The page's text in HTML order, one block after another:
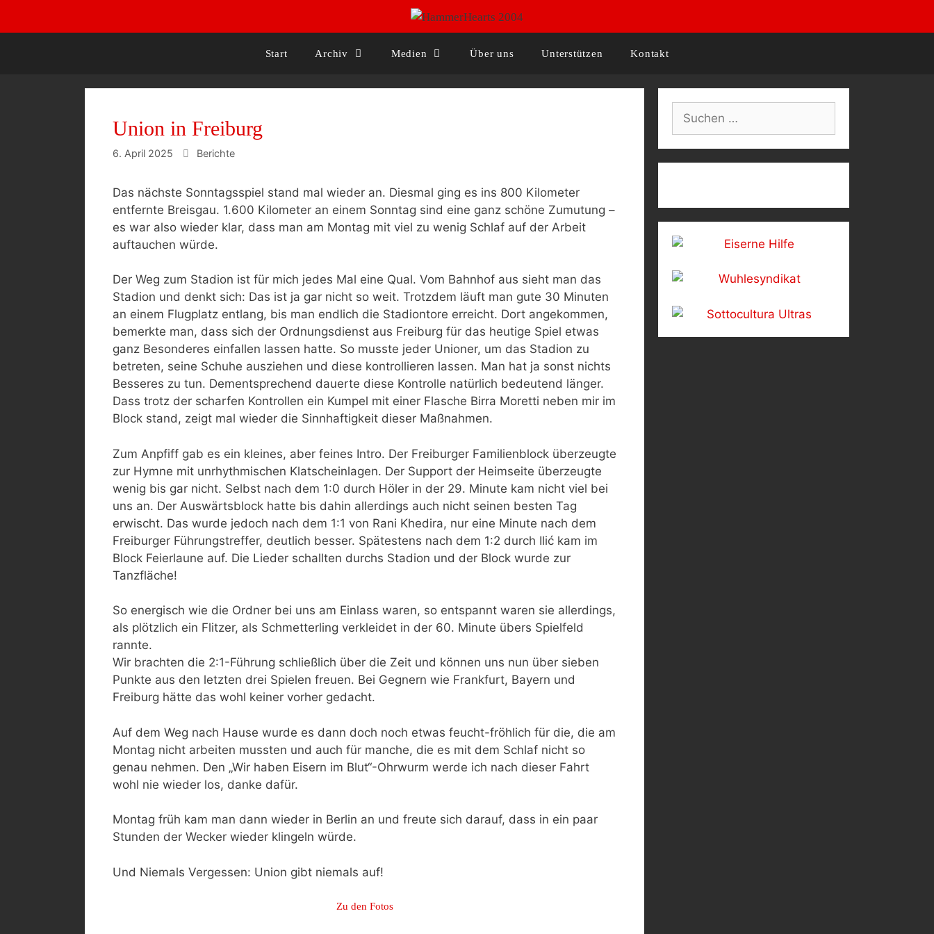
Start Archiv Medien Über uns Unterstützen Kontakt
Union in Freiburg
6. April 2025 Kategorien
Berichte
Das nächste Sonntagsspiel stand mal wieder an. Diesmal ging es ins 800 Kilometer
entfernte Breisgau. 1.600 Kilometer an einem Sonntag sind eine ganz schöne Zumutung –
es war also wieder klar, dass man am Montag mit viel zu wenig Schlaf auf der Arbeit
auftauchen würde.
Der Weg zum Stadion ist für mich jedes Mal eine Qual. Vom Bahnhof aus sieht man das
Stadion und denkt sich: Das ist ja gar nicht so weit. Trotzdem läuft man gute 30 Minuten
an einem Flugplatz entlang, bis man endlich die Stadiontore erreicht. Dort angekommen,
bemerkte man, dass sich der Ordnungsdienst aus Freiburg für das heutige Spiel etwas
ganz Besonderes einfallen lassen hatte. So musste jeder Unioner, um das Stadion zu
betreten, seine Schuhe ausziehen und diese kontrollieren lassen. Man hat ja sonst nichts
Besseres zu tun. Dementsprechend dauerte diese Kontrolle natürlich bedeutend länger.
Dass trotz der scharfen Kontrollen ein Kumpel mit einer Flasche Birra Moretti neben mir im
Block stand, zeigt mal wieder die Sinnhaftigkeit dieser Maßnahmen.
Zum Anpfiff gab es ein kleines, aber feines Intro. Der Freiburger Familienblock überzeugte
zur Hymne mit unrhythmischen Klatscheinlagen. Der Support der Heimseite überzeugte
wenig bis gar nicht. Selbst nach dem 1:0 durch Höler in der 29. Minute kam nicht viel bei
uns an. Der Auswärtsblock hatte bis dahin allerdings auch nicht seinen besten Tag
erwischt. Das wurde jedoch nach dem 1:1 von Rani Khedira, nur eine Minute nach dem
Freiburger Führungstreffer, deutlich besser. Spätestens nach dem 1:2 durch Ilić kam im
Block Feierlaune auf. Die Lieder schallten durchs Stadion und der Block wurde zur
Tanzfläche!
So energisch wie die Ordner bei uns am Einlass waren, so entspannt waren sie allerdings,
als plötzlich ein Flitzer, als Schmetterling verkleidet in der 60. Minute übers Spielfeld
rannte.
Wir brachten die 2:1-Führung schließlich über die Zeit und können uns nun über sieben
Punkte aus den letzten drei Spielen freuen. Bei Gegnern wie Frankfurt, Bayern und
Freiburg hätte das wohl keiner vorher gedacht.
Auf dem Weg nach Hause wurde es dann doch noch etwas feucht-fröhlich für die, die am
Montag nicht arbeiten mussten und auch für manche, die es mit dem Schlaf nicht so
genau nehmen. Den „Wir haben Eisern im Blut“-Ohrwurm werde ich nach dieser Fahrt
wohl nie wieder los, danke dafür.
Montag früh kam man dann wieder in Berlin an und freute sich darauf, dass in ein paar
Stunden der Wecker wieder klingeln würde.
Und Niemals Vergessen: Union gibt niemals auf!
Zu den Fotos
nach: